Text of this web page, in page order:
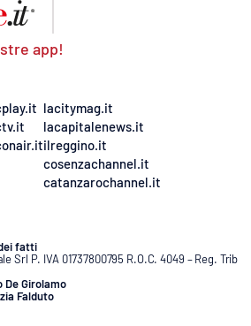
app!
lacitymag.it
lacapitalenews.it
ilreggino.it
cosenzachannel.it
catanzarochannel.it
fatti
Srl P. IVA 01737800795 R.O.C. 4049 – Reg. Trib
De Girolamo
Falduto